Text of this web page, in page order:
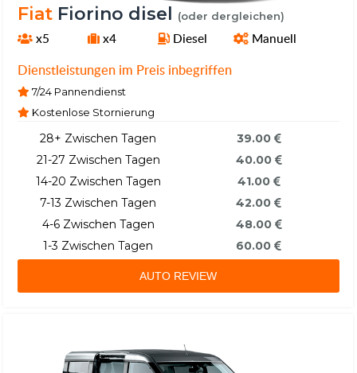
Fiat Fiorino disel (oder dergleichen)
x5 x4 Diesel Manuell
Dienstleistungen im Preis inbegriffen
7/24 Pannendienst
Kostenlose Stornierung
28+ Zwischen Tagen
21-27 Zwischen Tagen
14-20 Zwischen Tagen
7-13 Zwischen Tagen
4-6 Zwischen Tagen
1-3 Zwischen Tagen
39.00
40.00
41.00
42.00
48.00
60.00
AUTO REVIEW